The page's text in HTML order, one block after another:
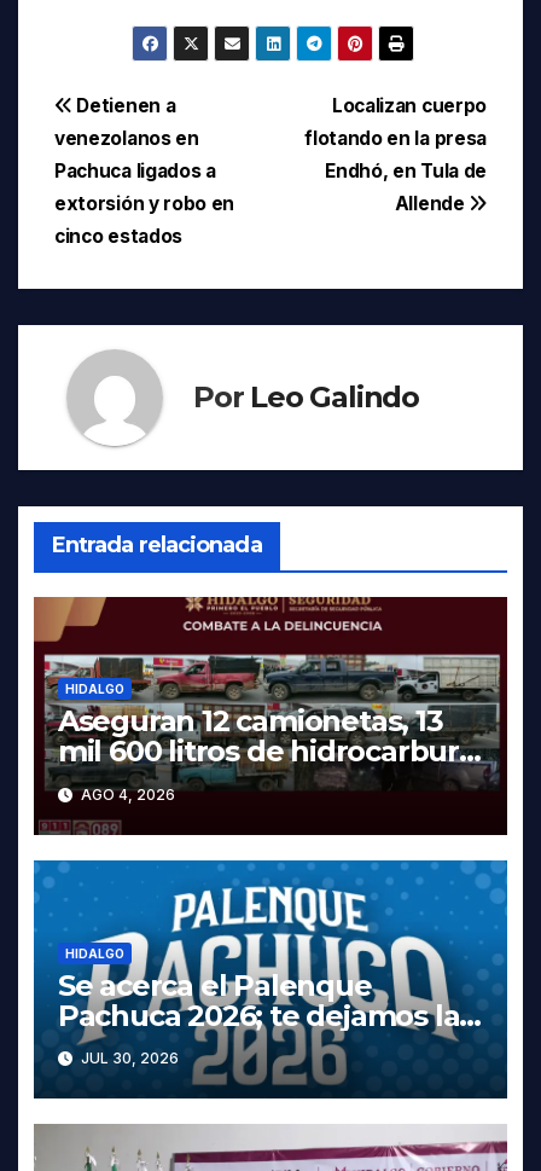
Navegación
de
entradas
Localizan cuerpo
flotando en la presa
Endhó, en Tula de
Allende
Detienen a
venezolanos en
Pachuca ligados a
extorsión y robo en
cinco estados
Por Leo Galindo
Entrada relacionada
HIDALGO
Aseguran 12 camionetas, 13
mil 600 litros de hidrocarburo
y dos vehículos robados en
Tula
AGO 4, 2026
HIDALGO
Se acerca el Palenque
Pachuca 2026; te dejamos la
cartelera completa, las fechas
y los precios
JUL 30, 2026